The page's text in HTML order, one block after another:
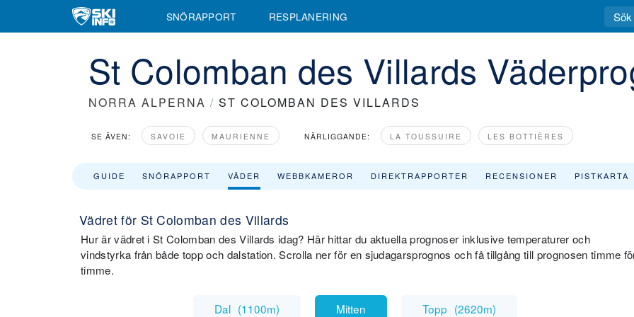
SNÖRAPPORT RESPLANERING
St Colomban des Villards
NORRA ALPERNA / ST COLOMBAN DES VILLARDS
SE ÄVEN: SAVOIE MAURIENNE NÄRLIGGANDE: LA TOUSSUIRE LES BOTTIÈRES
GUIDE SNÖRAPPORT VÄDER WEBBKAMEROR DIREKTRAPPORTER RECENSIONER PISTKARTA
Vädret för St Colomban des Villards
Hur är vädret i St Colomban des Villards idag? Här hittar du aktuella prognoser inklusive temperaturer och
vindstyrka från både topp och dalstation. Scrolla ner för en sjudagarsprognos och få tillgång till prognosen timme
timme.
Dal (1100m) Mitten Topp (2620m)